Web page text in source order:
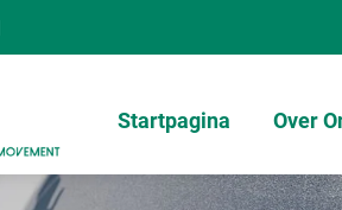
Startpagina Over